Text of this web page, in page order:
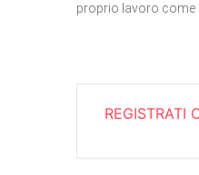
proprio lavoro come
REGISTRATI